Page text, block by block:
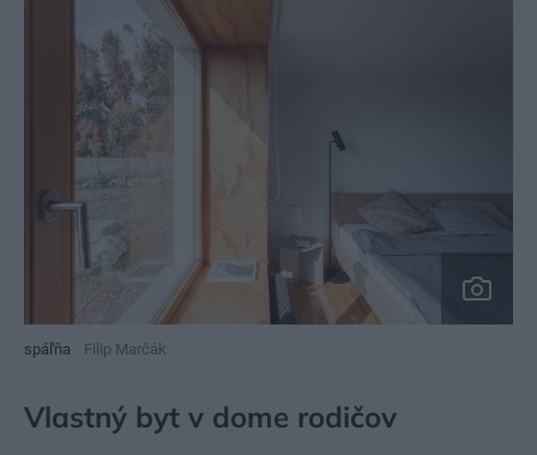
spáľňa Filip Marčák
Vlastný byt v dome rodičov